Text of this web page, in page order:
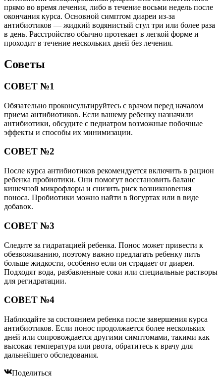
прямо во время лечения, либо в течение восьми недель после
окончания курса. Основной симптом диареи из-за
антибиотиков — жидкий водянистый стул три или более раза
в день. Расстройство обычно протекает в легкой форме и
проходит в течение нескольких дней без лечения.
Советы
СОВЕТ №1
Обязательно проконсультируйтесь с врачом перед началом
приема антибиотиков. Если вашему ребенку назначили
антибиотики, обсудите с педиатром возможные побочные
эффекты и способы их минимизации.
СОВЕТ №2
После курса антибиотиков рекомендуется включить в рацион
ребенка пробиотики. Они помогут восстановить баланс
кишечной микрофлоры и снизить риск возникновения
поноса. Пробиотики можно найти в йогуртах или в виде
добавок.
СОВЕТ №3
Следите за гидратацией ребенка. Понос может привести к
обезвоживанию, поэтому важно предлагать ребенку пить
больше жидкости, особенно если он страдает от диареи.
Подходят вода, разбавленные соки или специальные растворы
для регидратации.
СОВЕТ №4
Наблюдайте за состоянием ребенка после завершения курса
антибиотиков. Если понос продолжается более нескольких
дней или сопровождается другими симптомами, такими как
высокая температура или рвота, обратитесь к врачу для
дальнейшего обследования.
Поделиться